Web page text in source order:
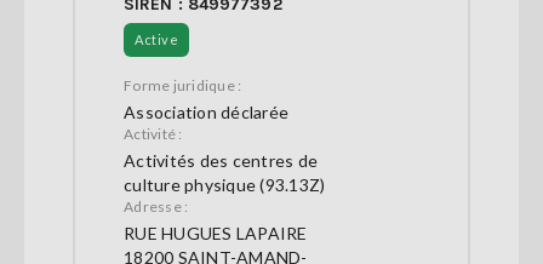
SIREN : 849977392
Active
Forme juridique :
Association déclarée
Activité :
Activités des centres de
culture physique (93.13Z)
Adresse :
RUE HUGUES LAPAIRE
18200 SAINT-AMAND-